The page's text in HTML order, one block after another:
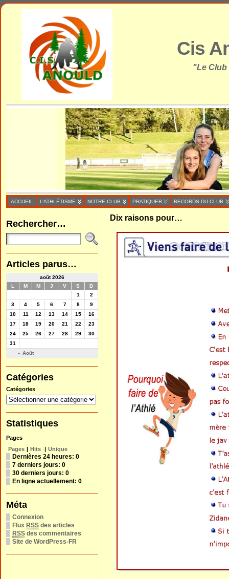
Cis
"Le Club
ACCUEIL L’ATHLÉTISME NOTRE CLUB PRATIQUER RECORDS DU CLUB
Rechercher…
Articles parus…
août 2026
L
M M J V S D
« Août
1
2
3
4 5 6 7 8
9
10
11 12 13 14 15
16
17
18 19 20 21 22
23
24
25 26 27 28 29
30
31
Catégories
Catégories
Statistiques
Pages
Pages | Hits | Unique
Dernières 24 heures: 0
7 derniers jours: 0
30 derniers jours: 0
En ligne actuellement: 0
Méta
Connexion
Flux RSS des articles
RSS des commentaires
Site de WordPress-FR
Dix raisons pour…